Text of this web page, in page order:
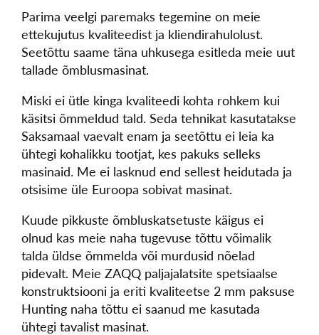
Parima veelgi paremaks tegemine on meie
ettekujutus kvaliteedist ja kliendirahulolust.
Seetõttu saame täna uhkusega esitleda meie uut
tallade õmblusmasinat.
Miski ei ütle kinga kvaliteedi kohta rohkem kui
käsitsi õmmeldud tald. Seda tehnikat kasutatakse
Saksamaal vaevalt enam ja seetõttu ei leia ka
ühtegi kohalikku tootjat, kes pakuks selleks
masinaid. Me ei lasknud end sellest heidutada ja
otsisime üle Euroopa sobivat masinat.
Kuude pikkuste õmbluskatsetuste käigus ei
olnud kas meie naha tugevuse tõttu võimalik
talda üldse õmmelda või murdusid nõelad
pidevalt. Meie ZAQQ paljajalatsite spetsiaalse
konstruktsiooni ja eriti kvaliteetse 2 mm paksuse
Hunting naha tõttu ei saanud me kasutada
ühtegi tavalist masinat.